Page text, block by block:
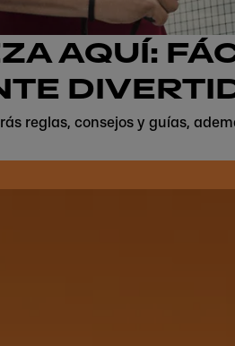
AQUÍ:
reglas, consejos y guías,